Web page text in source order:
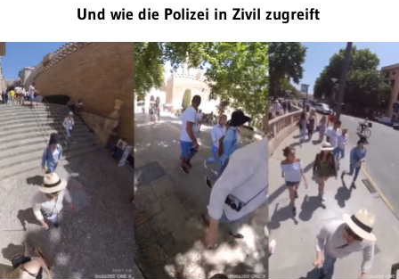
Und wie die Polizei in Zivil zugreift